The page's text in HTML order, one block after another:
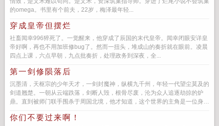
的omega。书里有个前夫，22岁，梅泽最年轻...
穿成皇帝但摆烂
社畜闻幸996猝死了。一觉醒来，他穿成了辰国的末代皇帝。闻幸闭眼安详皇
帝好啊，再也不用加班修bug了。然而一扭头，堆成山的奏折就在眼前。凌晨
四点上课，六点早朝，九点批奏折，处理政务到深夜，全...
第一剑修陨落后
沉墨清，天枢宗的少年天才，一剑封魔神，纵横九千州，年轻一代望尘莫及的
剑道翘楚。一朝从云端跌落，剑断人毁，根骨尽废，沦为众人追逐劫掠的炉
鼎。直到被师门联手围杀于周国北境，他才知道，这个世界的主角是一位身携
你们不要过来啊！